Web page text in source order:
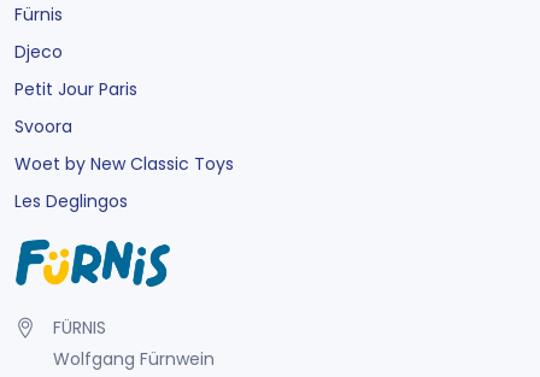
Fürnis
Djeco
Petit Jour Paris
Svoora
Woet by New Classic Toys
Les Deglingos
FÜRNIS
Wolfgang Fürnwein